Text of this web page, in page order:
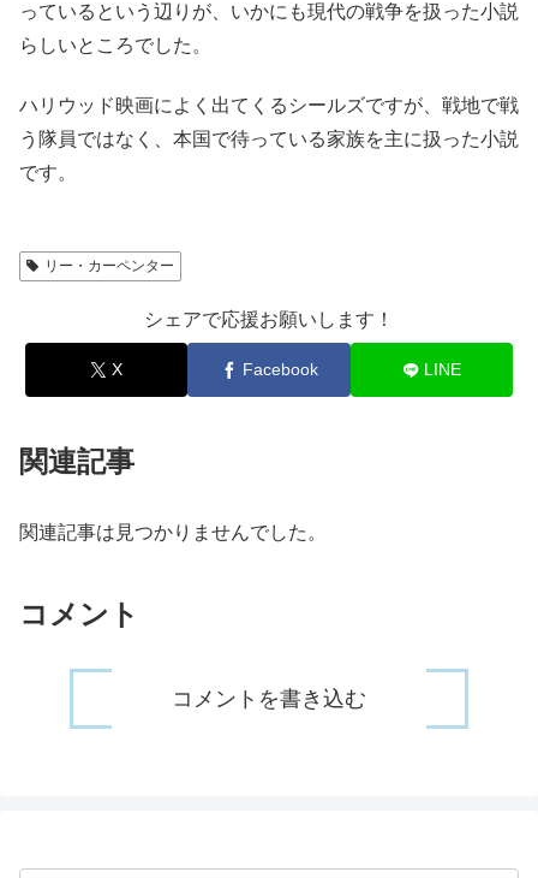
っているという辺りが、いかにも現代の戦争を扱った小説
らしいところでした。
ハリウッド映画によく出てくるシールズですが、戦地で戦
う隊員ではなく、本国で待っている家族を主に扱った小説
です。
リー・カーペンター
シェアで応援お願いします！
X Facebook LINE
関連記事
関連記事は見つかりませんでした。
コメント
コメントを書き込む